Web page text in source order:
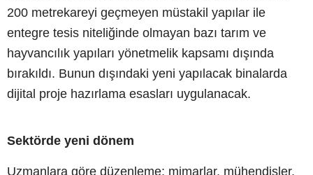
200 metrekareyi geçmeyen müstakil yapılar ile
entegre tesis niteliğinde olmayan bazı tarım ve
hayvancılık yapıları yönetmelik kapsamı dışında
bırakıldı. Bunun dışındaki yeni yapılacak binalarda
dijital proje hazırlama esasları uygulanacak.
Sektörde yeni dönem
Uzmanlara göre düzenleme; mimarlar, mühendisler,